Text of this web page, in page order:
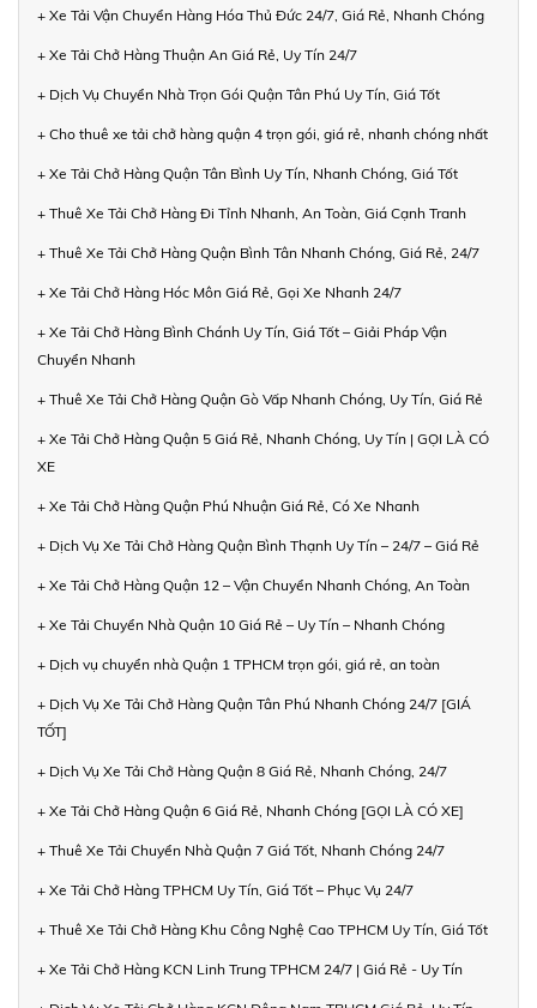
+ Xe Tải Vận Chuyển Hàng Hóa Thủ Đức 24/7, Giá Rẻ, Nhanh Chóng
+ Xe Tải Chở Hàng Thuận An Giá Rẻ, Uy Tín 24/7
+ Dịch Vụ Chuyển Nhà Trọn Gói Quận Tân Phú Uy Tín, Giá Tốt
+ Cho thuê xe tải chở hàng quận 4 trọn gói, giá rẻ, nhanh chóng nhất
+ Xe Tải Chở Hàng Quận Tân Bình Uy Tín, Nhanh Chóng, Giá Tốt
+ Thuê Xe Tải Chở Hàng Đi Tỉnh Nhanh, An Toàn, Giá Cạnh Tranh
+ Thuê Xe Tải Chở Hàng Quận Bình Tân Nhanh Chóng, Giá Rẻ, 24/7
+ Xe Tải Chở Hàng Hóc Môn Giá Rẻ, Gọi Xe Nhanh 24/7
+ Xe Tải Chở Hàng Bình Chánh Uy Tín, Giá Tốt – Giải Pháp Vận
Chuyển Nhanh
+ Thuê Xe Tải Chở Hàng Quận Gò Vấp Nhanh Chóng, Uy Tín, Giá Rẻ
+ Xe Tải Chở Hàng Quận 5 Giá Rẻ, Nhanh Chóng, Uy Tín | GỌI LÀ CÓ
XE
+ Xe Tải Chở Hàng Quận Phú Nhuận Giá Rẻ, Có Xe Nhanh
+ Dịch Vụ Xe Tải Chở Hàng Quận Bình Thạnh Uy Tín – 24/7 – Giá Rẻ
+ Xe Tải Chở Hàng Quận 12 – Vận Chuyển Nhanh Chóng, An Toàn
+ Xe Tải Chuyển Nhà Quận 10 Giá Rẻ – Uy Tín – Nhanh Chóng
+ Dịch vụ chuyển nhà Quận 1 TPHCM trọn gói, giá rẻ, an toàn
+ Dịch Vụ Xe Tải Chở Hàng Quận Tân Phú Nhanh Chóng 24/7 [GIÁ
TỐT]
+ Dịch Vụ Xe Tải Chở Hàng Quận 8 Giá Rẻ, Nhanh Chóng, 24/7
+ Xe Tải Chở Hàng Quận 6 Giá Rẻ, Nhanh Chóng [GỌI LÀ CÓ XE]
+ Thuê Xe Tải Chuyển Nhà Quận 7 Giá Tốt, Nhanh Chóng 24/7
+ Xe Tải Chở Hàng TPHCM Uy Tín, Giá Tốt – Phục Vụ 24/7
+ Thuê Xe Tải Chở Hàng Khu Công Nghệ Cao TPHCM Uy Tín, Giá Tốt
+ Xe Tải Chở Hàng KCN Linh Trung TPHCM 24/7 | Giá Rẻ - Uy Tín